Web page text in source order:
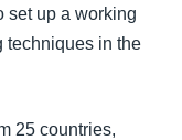
set up a working
techniques in the
25 countries,